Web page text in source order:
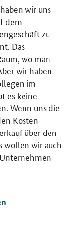
wir uns
dem
zu
Das
wo man
wir haben
im
es keine
Wenn uns die
Kosten
über den
wollen wir auch